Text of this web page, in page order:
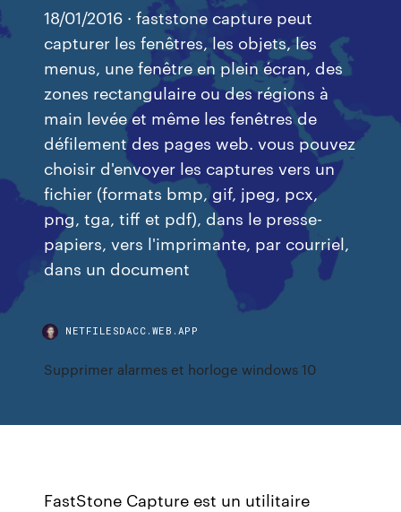
18/01/2016 · faststone capture peut
capturer les fenêtres, les objets, les
menus, une fenêtre en plein écran, des
zones rectangulaire ou des régions à
main levée et même les fenêtres de
défilement des pages web. vous pouvez
choisir d'envoyer les captures vers un
fichier (formats bmp, gif, jpeg, pcx,
png, tga, tiff et pdf), dans le presse-
papiers, vers l'imprimante, par courriel,
dans un document
NETFILESDACC.WEB.APP
Supprimer alarmes et horloge windows 10
FastStone Capture est un utilitaire